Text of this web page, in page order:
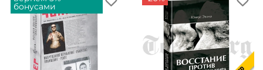
бонусами